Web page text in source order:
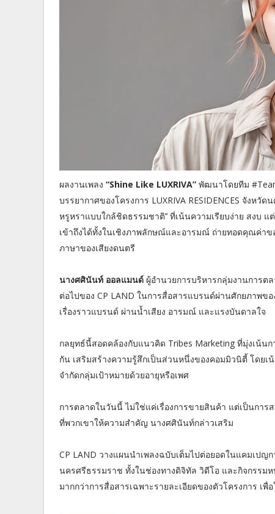
ผลงานเพลง “Shine Like LUXRIVA” พัฒนาโดยทีม
บรรยากาศของโครงการ LUXRIVA RESIDENCES จังห
หรูหราแบบใกล้ชิดธรรมชาติ’’ ที่เน้นความเรียบง่าย สงบ
เข้าถึงได้ทั้งในเชิงภาพลักษณ์และอารมณ์ ถ่ายทอดคุณค่า
ภาษาของเสียงดนตรี
นางศศินันท์ ออลแมนด์ ผู้อำนวยการบริหารกลุ่มงานการตล
ต่อไปของ CP LAND ในการสื่อสารแบรนด์ผ่านศักยภาพข
เรื่องราวแบรนด์ ผ่านน้ำเสียง อารมณ์ และแรงบันดาลใจ
กลยุทธ์นี้สอดคล้องกับแนวคิด Tribes Marketing ที่มุ่งเน้น
กัน เสริมสร้างความรู้สึกเป็นส่วนหนึ่งของคอมมิวนิตี้ โดย
จำกัดกลุ่มเป้าหมายด้วยอายุหรือเพศ
การตลาดในวันนี้ ไม่ใช่แค่เรื่องการขายสินค้า แต่เป็นกา
ที่พวกเขาให้ความสำคัญ นางศศินันท์กล่าวเสริม
CP LAND วางแผนนำเพลงฉบับเต็มไปต่อยอดในแคมเปญก
นครศรีธรรมราช ทั้งในช่องทางดิจิทัล วิดีโอ และกิจกรรม
มากกว่าการสื่อสารเฉพาะรายละเอียดของตัวโครงการ เ